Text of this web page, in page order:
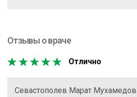
Отзывы о враче
Отлично
Севастополев Марат